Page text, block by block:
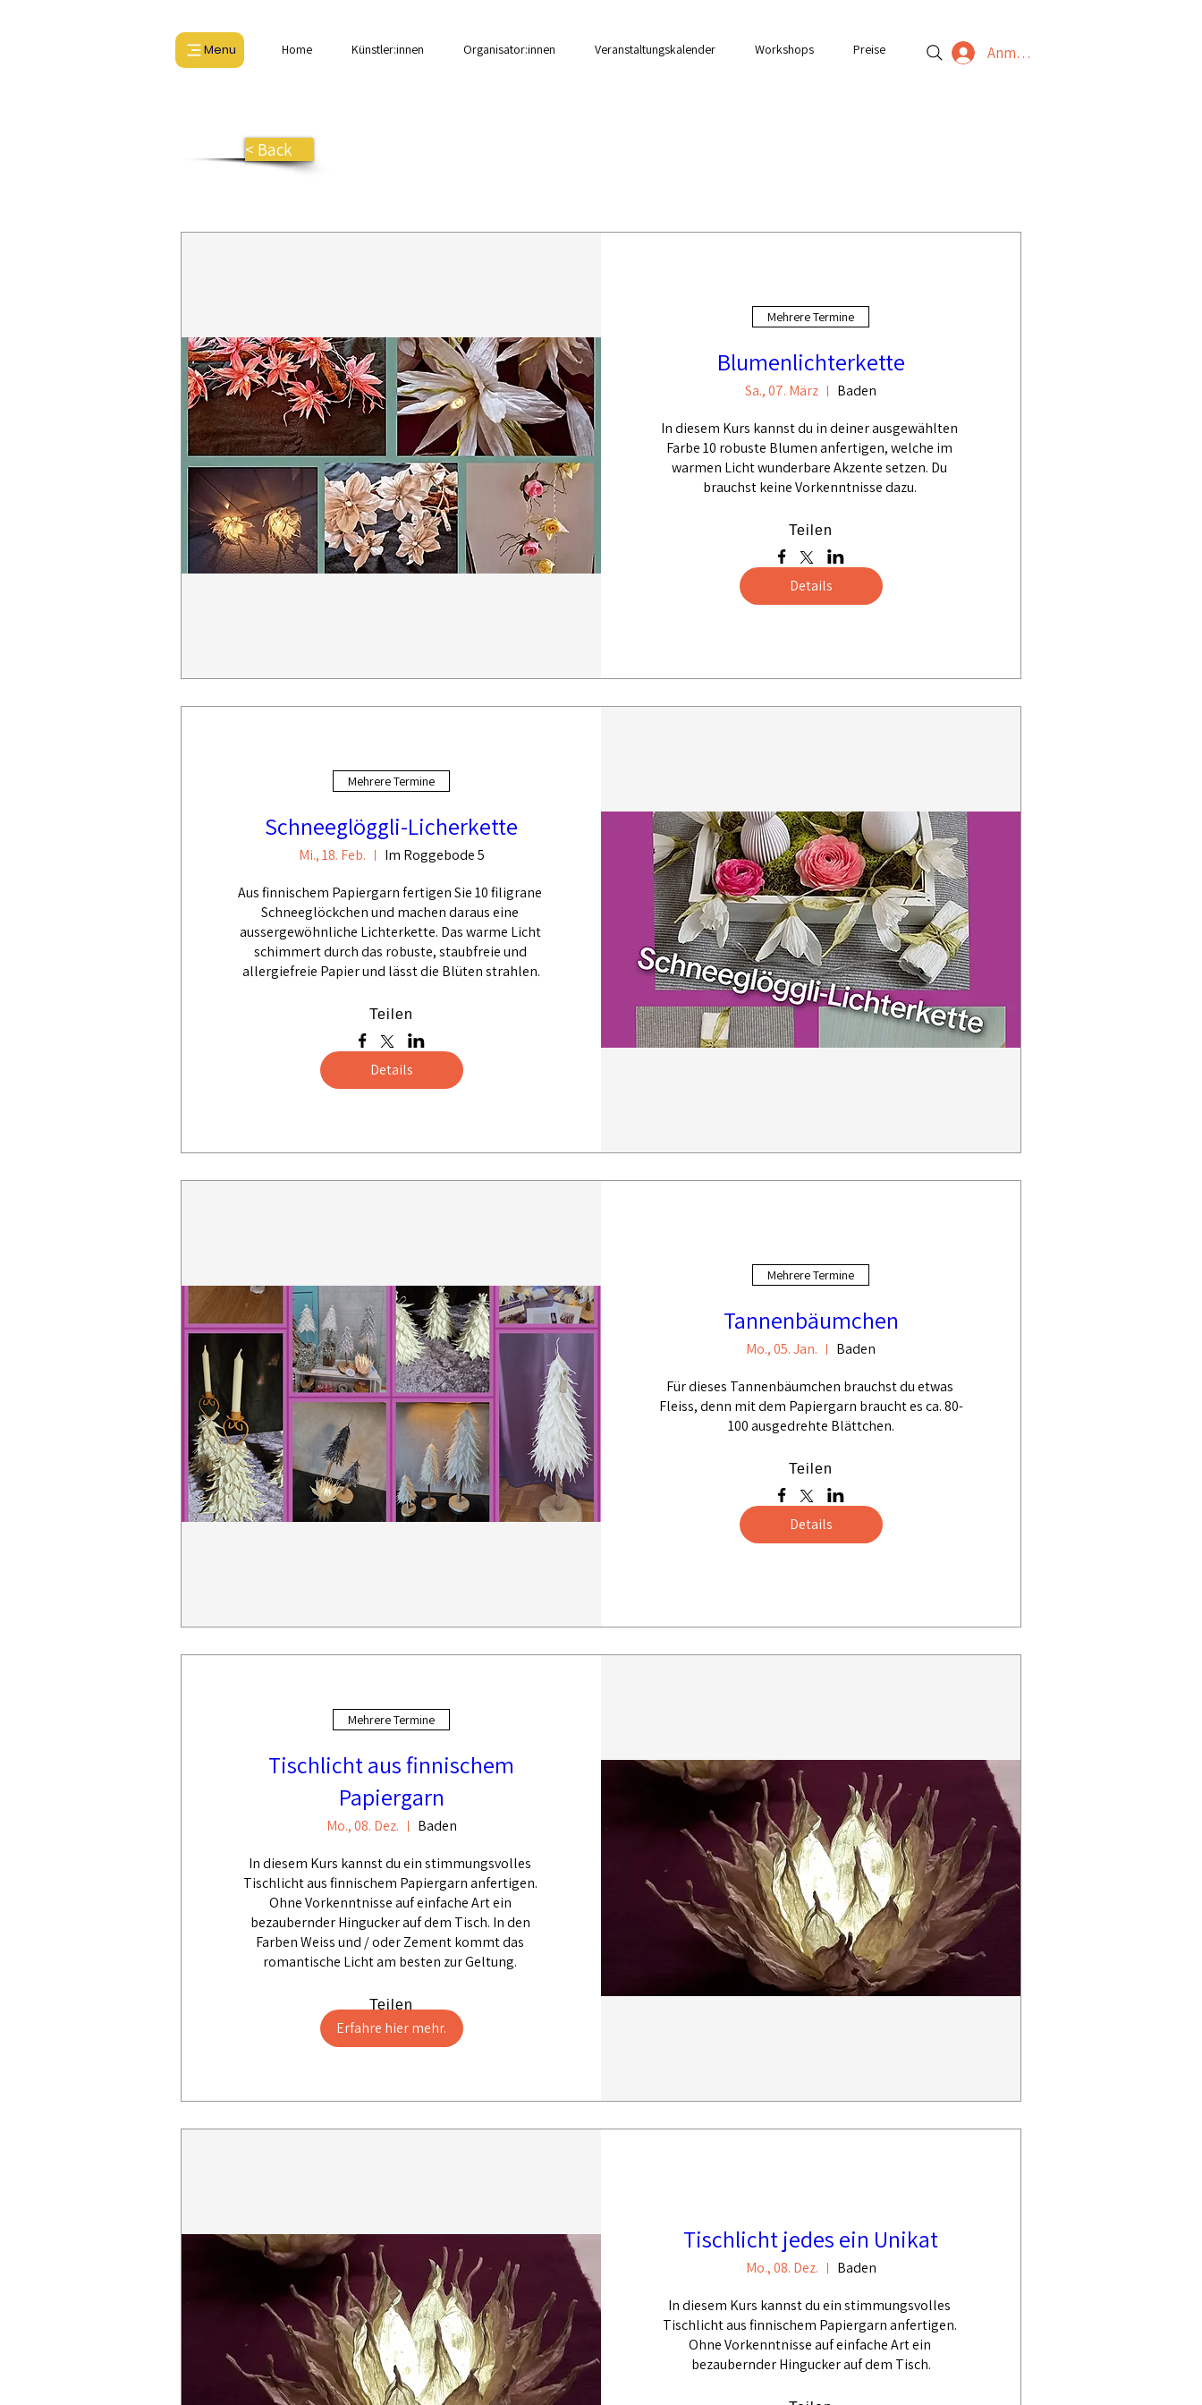
Menu Home Künstler:innen Organisator:innen Veranstaltungskalender Workshops Preise Anmelden
Mehrere Termine
Blumenlichterkette
Sa., 07. März
Baden
In diesem Kurs kannst du in deiner ausgewählten
Farbe 10 robuste Blumen anfertigen, welche im
warmen Licht wunderbare Akzente setzen. Du
brauchst keine Vorkenntnisse dazu.
Teilen
Details
Mehrere Termine
Schneeglöggli-Licherkette
Mi., 18. Feb.
Im Roggebode 5
Aus finnischem Papiergarn fertigen Sie 10 filigrane
Schneeglöckchen und machen daraus eine
aussergewöhnliche Lichterkette. Das warme Licht
schimmert durch das robuste, staubfreie und
allergiefreie Papier und lässt die Blüten strahlen.
Teilen
Details
Mehrere Termine
Tannenbäumchen
Mo., 05. Jan.
Baden
Für dieses Tannenbäumchen brauchst du etwas
Fleiss, denn mit dem Papiergarn braucht es ca. 80-
100 ausgedrehte Blättchen.
Teilen
Details
Mehrere Termine
Tischlicht aus finnischem
Papiergarn
Mo., 08. Dez.
Baden
In diesem Kurs kannst du ein stimmungsvolles
Tischlicht aus finnischem Papiergarn anfertigen.
Ohne Vorkenntnisse auf einfache Art ein
bezaubernder Hingucker auf dem Tisch. In den
Farben Weiss und / oder Zement kommt das
romantische Licht am besten zur Geltung.
Teilen
Erfahre hier mehr.
Tischlicht jedes ein Unikat
Mo., 08. Dez.
Baden
In diesem Kurs kannst du ein stimmungsvolles
Tischlicht aus finnischem Papiergarn anfertigen.
Ohne Vorkenntnisse auf einfache Art ein
bezaubernder Hingucker auf dem Tisch.
< Back